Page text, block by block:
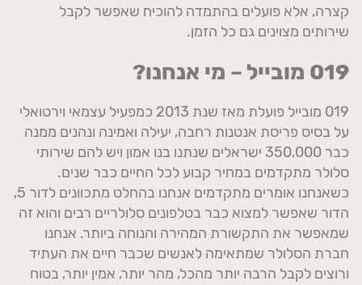
קצרה, אלא פועלים בהתמדה להוכיח שאפשר לקבל
שירותים מצוינים גם כל הזמן.
019 מובייל – מי אנחנו?
019 מובייל פועלת מאז שנת 2013 כמפעיל עצמאי וירטואלי
על בסיס פריסת אנטנות רחבה, יעילה ואמינה ונהנים ממנה
כבר 350,000 ישראלים שנתנו בנו אמון ויש להם שירותי
סלולר מתקדמים במחיר קבוע לכל החיים כבר שנים.
כשאנחנו אומרים מתקדמים אנחנו בהחלט מתכוונים לדור 5,
הדור שאפשר למצוא כבר בטלפונים סלולריים רבים והוא זה
שמאפשר את התקשורת המהירה והנוחה ביותר. אנחנו
חברת הסלולר שמתאימה לאנשים שכבר חיים את העתיד
ורוצים לקבל הרבה יותר מהכל, מהר יותר, אמין יותר, בטוח